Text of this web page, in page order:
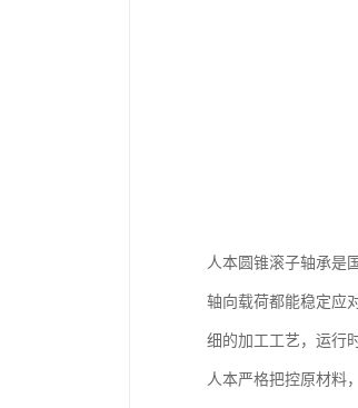
人本圆锥滚子轴承是
轴向载荷都能稳定应
细的加工工艺，运行
人本严格把控原材料